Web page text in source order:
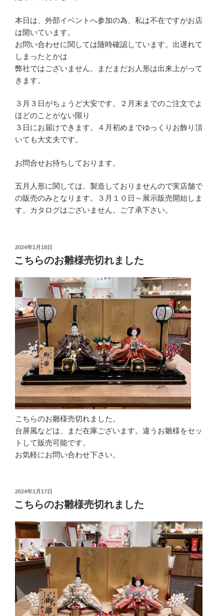
本日は、外部イベントへ参加の為、私は不在ですがお店
は開いています。
お問い合わせに関しては随時確認しています。出遅れて
しまったとかは
弊社ではございません。まだまだお人形は出来上がって
きます。
３月３日がちょうど大安です。２月末までのご注文でよ
ほどのことがない限り
３日にお届けできます。４月初めまでゆっくりお飾り頂
いても大丈夫です。
お問合せお待ちしております。
五月人形に関しては、製造しておりませんので実店舗で
の販売のみとなります。３月１０日～展示販売開始しま
す。カタログはございません。ご了承下さい。
投
稿
日:
2024年1月18日
こちらのお雛様売切れました
こちらのお雛様売切れました。
台屏風などは、まだ在庫ございます。違うお雛様をセッ
トして販売可能です。
お気軽にお問い合わせ下さい。
投
稿
日:
2024年1月17日
こちらのお雛様売切れました